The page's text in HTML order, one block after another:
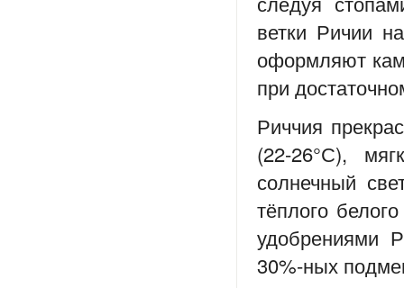
ветки Ричии
оформляют
при
Риччия
(22-26°С),
солнечный
тёплого
удобрениями
30%-ных